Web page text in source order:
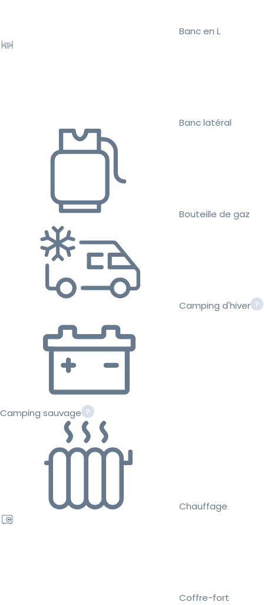
Banc en L
Banc latéral
Bouteille de gaz
Camping d'hiver
Camping sauvage
Chauffage
Coffre-fort